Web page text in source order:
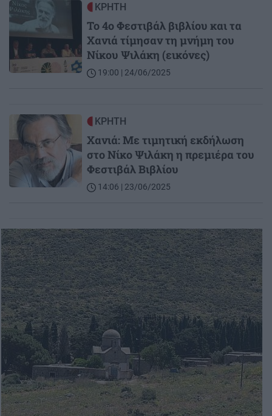
Image ΚΡΗΤΗ
Το 4ο Φεστιβάλ βιβλίου και τα
Χανιά τίμησαν τη μνήμη του
Νίκου Ψιλάκη (εικόνες)
19:00 | 24/06/2025
Image ΚΡΗΤΗ
Χανιά: Με τιμητική εκδήλωση
στο Νίκο Ψιλάκη η πρεμιέρα του
Φεστιβάλ Βιβλίου
14:06 | 23/06/2025